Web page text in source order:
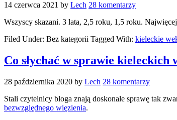
14 czerwca 2021 by Lech 28 komentarzy
Wszyscy skazani. 3 lata, 2,5 roku, 1,5 roku.
Filed Under: Bez kategorii Tagged With: kieleckie
Co słychać w sprawie kieleckich
28 października 2020 by Lech 28 komentarzy
Stali czytelnicy bloga znają doskonale sprawę tak
bezwzględnego więzienia.